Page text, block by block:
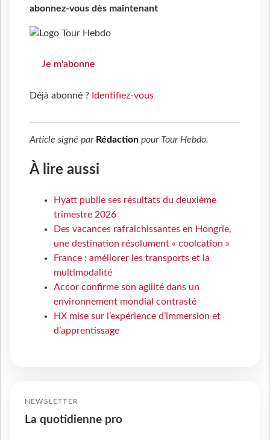
abonnez-vous dès maintenant
Je m'abonne
Déjà abonné ? Identifiez-vous
Article signé par Rédaction pour Tour Hebdo.
À lire aussi
Hyatt publie ses résultats du deuxième
trimestre 2026
Des vacances rafraîchissantes en Hongrie,
une destination résolument « coolcation »
France : améliorer les transports et la
multimodalité
Accor confirme son agilité dans un
environnement mondial contrasté
HX mise sur l’expérience d’immersion et
d’apprentissage
NEWSLETTER
La quotidienne pro